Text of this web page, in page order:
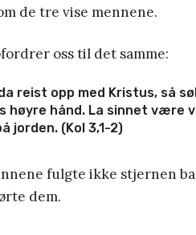
de tre vise mennene.
oss til det samme:
reist opp med Kristus, så
høyre hånd. La sinnet være
jorden. (Kol 3,1-2)
fulgte ikke stjernen
dem.